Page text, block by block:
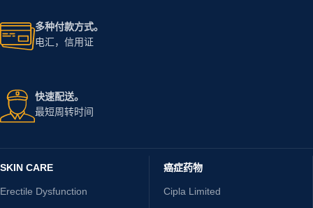
多种付款方式。
电汇，信用证
快速配送。
最短周转时间
SKIN CARE
Erectile Dysfunction
癌症药物
Cipla Limited